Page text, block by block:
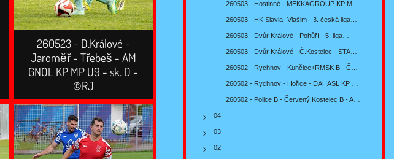
260523 - D.Králové -
Jaroměř - Třebeš - AM
GNOL KP MP U9 - sk. D -
©RJ
260503 - Hostinné - MEKKAGROUP KP MŽ U13 sk. F -…
260503 - HK Slavia -Vlašim - 3. česká liga…
260503 - Dvůr Králové - Pohůří - 5. liga…
260503 - Dvůr Králové - Č.Kostelec - STARMON KP…
260502 - Rychnov - Kunčice+RMSK B - ČD a VD KHK…
260502 - Police B - Červený Kostelec B - AGRO CS…
04
03
02